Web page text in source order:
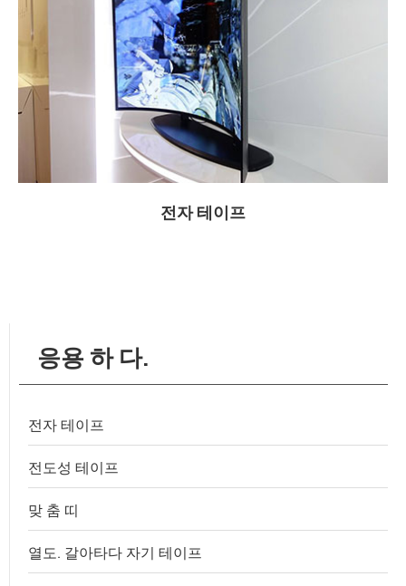
전자 테이프
응용 하 다.
전자 테이프
전도성 테이프
맞 춤 띠
열도. 갈아타다 자기 테이프